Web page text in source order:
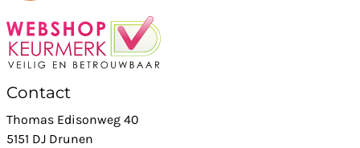
Contact
Thomas Edisonweg 40
5151 DJ Drunen